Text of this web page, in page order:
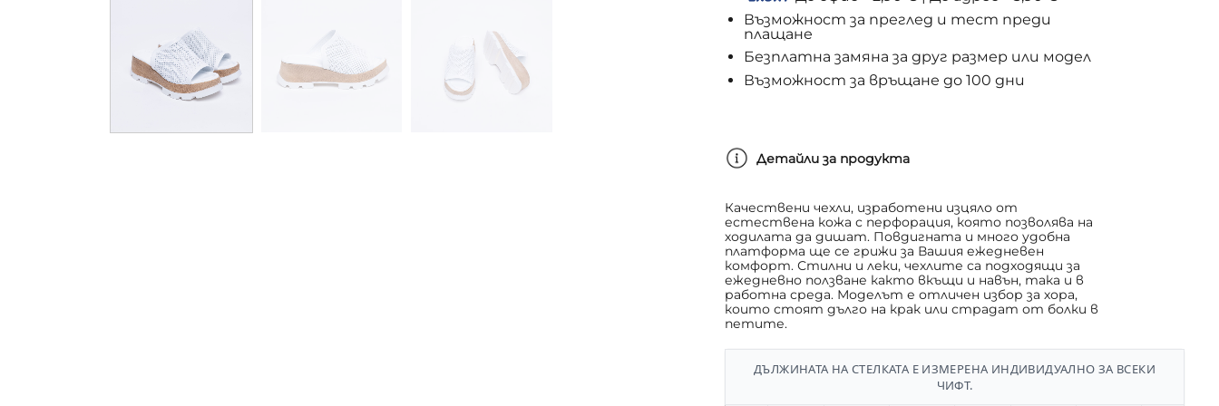
Възможност за преглед и тест преди
плащане
Безплатна замяна за друг размер или модел
Възможност за връщане до 100 дни
Детайли за продукта
Качествени чехли, изработени изцяло от
естествена кожа с перфорация, която позволява на
ходилата да дишат. Повдигната и много удобна
платформа ще се грижи за Вашия ежедневен
комфорт. Стилни и леки, чехлите са подходящи за
ежедневно ползване както вкъщи и навън, така и в
работна среда. Моделът е отличен избор за хора,
които стоят дълго на крак или страдат от болки в
петите.
ДЪЛЖИНАТА НА СТЕЛКАТА Е ИЗМЕРЕНА ИНДИВИДУАЛНО ЗА ВСЕКИ
ЧИФТ.